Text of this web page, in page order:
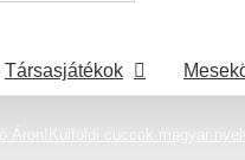
Társasjátékok